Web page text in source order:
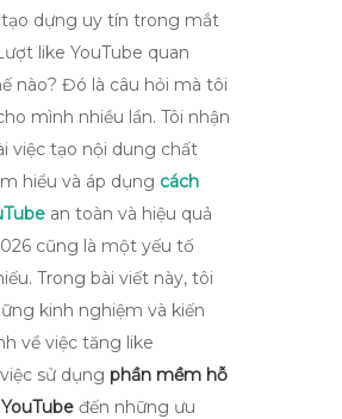
dựng uy tín trong mắt
like YouTube quan
nào? Đó là câu hỏi mà tôi
mình nhiều lần. Tôi nhận
việc tạo nội dung chất
hiểu và áp dụng cách
an toàn và hiệu quả
cũng là một yếu tố
Trong bài viết này, tôi
kinh nghiệm và kiến
về việc tăng like
sử dụng phần mềm hỗ
đến những ưu